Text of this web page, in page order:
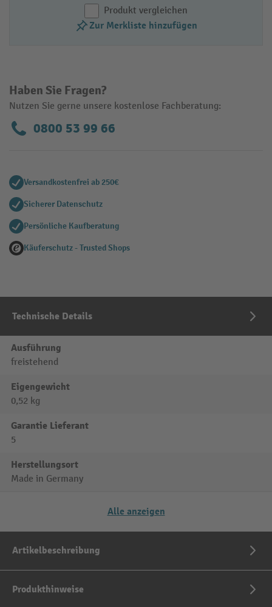
Produkt vergleichen
Zur Merkliste hinzufügen
Haben Sie Fragen?
Nutzen Sie gerne unsere kostenlose Fachberatung:
0800 53 99 66
Versandkostenfrei ab 250€
Sicherer Datenschutz
Persönliche Kaufberatung
Käuferschutz - Trusted Shops
Technische Details
Ausführung
freistehend
Eigengewicht
0,52 kg
Garantie Lieferant
5
Herstellungsort
Made in Germany
Alle anzeigen
Artikelbeschreibung
Produkthinweise